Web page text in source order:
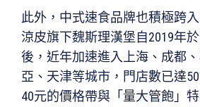
此外，中式速食品牌也積極跨
涼皮旗下魏斯理漢堡自2019年
後，近年加速進入上海、成都
亞、天津等城市，門店數已達
40元的價格帶與「量大管飽」